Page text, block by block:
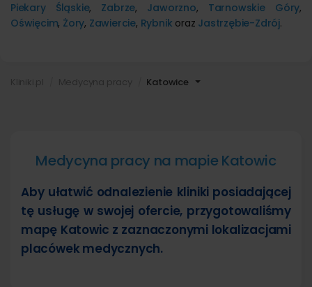
Katowice
Piekary Śląskie, Zabrze, Jaworzno, Tarnowskie Góry,
Oświęcim, Żory, Zawiercie, Rybnik oraz Jastrzębie-Zdrój.
Medycyna pracy na mapie Katowic
Aby ułatwić odnalezienie kliniki posiadającej
tę usługę w swojej ofercie, przygotowaliśmy
mapę Katowic z zaznaczonymi lokalizacjami
placówek medycznych.